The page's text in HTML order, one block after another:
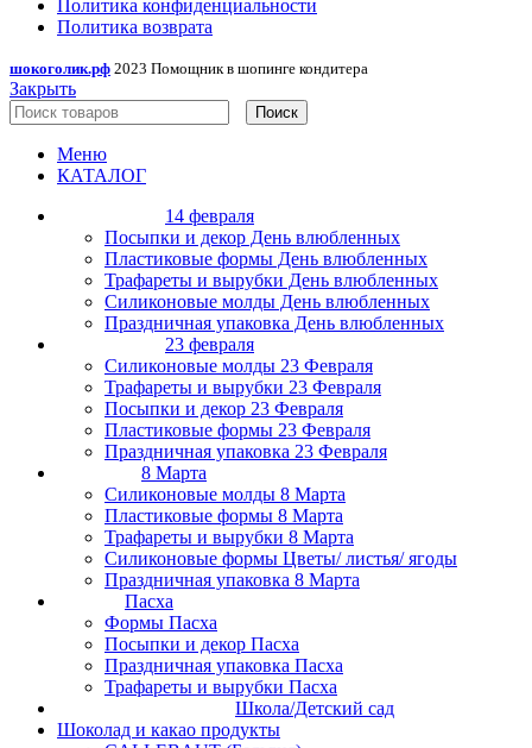
Политика конфиденциальности
Политика возврата
шокоголик.рф 2023 Помощник в шопинге кондитера
Закрыть
Поиск
Меню
КАТАЛОГ
14 февраля
Посыпки и декор День влюбленных
Пластиковые формы День влюбленных
Трафареты и вырубки День влюбленных
Силиконовые молды День влюбленных
Праздничная упаковка День влюбленных
23 февраля
Силиконовые молды 23 Февраля
Трафареты и вырубки 23 Февраля
Посыпки и декор 23 Февраля
Пластиковые формы 23 Февраля
Праздничная упаковка 23 Февраля
8 Марта
Силиконовые молды 8 Марта
Пластиковые формы 8 Марта
Трафареты и вырубки 8 Марта
Силиконовые формы Цветы/ листья/ ягоды
Праздничная упаковка 8 Марта
Пасха
Формы Пасха
Посыпки и декор Пасха
Праздничная упаковка Пасха
Трафареты и вырубки Пасха
Школа/Детский сад
Шоколад и какао продукты